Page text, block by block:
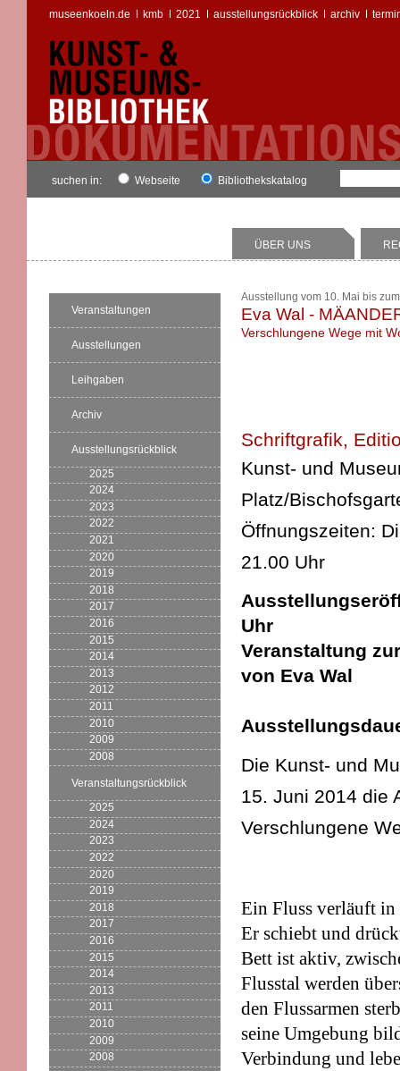
museenkoeln.de kmb 2021 ausstellungsrückblick archiv
suchen in: Webseite Bibliothekskatalog
ÜBER UNS
Veranstaltungen
Ausstellungen
Leihgaben
Archiv
Ausstellungsrückblick
2025
2024
2023
2022
2021
2020
2019
2018
2017
2016
2015
2014
2013
2012
2011
2010
2009
2008
Veranstaltungsrückblick
2025
2024
2023
2022
2020
2019
2018
2017
2016
2015
2014
2013
2011
2010
2009
2008
Ausstellung vom 10. Mai bis
Eva Wal -
Verschlungene Wege mit
Schriftgrafik,
Kunst- und
Platz/
Öffnungszeiten:
21.00 Uhr
Uhr
Veranstaltung
von Eva Wal
Die Kunst- und
15. Juni 2014 die
Verschlungene
Ein Fluss verläuft
Er schiebt und
Bett ist aktiv,
Flusstal werden
den Flussarmen
seine Umgebung
Verbindung und